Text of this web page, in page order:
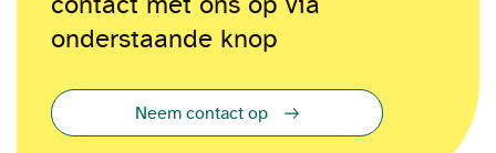
onderstaande knop
Neem contact op